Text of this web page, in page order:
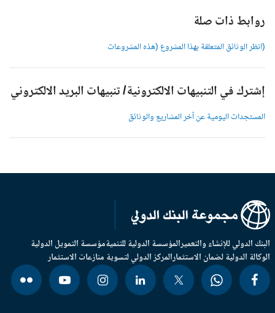
روابط ذات صلة
(انظر الوثائق المتعلقة بهذا المشروع (هذه المشروعات
إشترك في التنبيهات الالكترونية/ تنبيهات البريد الالكتروني
المستجدات اليومية عن آخر المشاريع والوثائق
الدولي للإنشاء والتعميرالمؤسسة الدولية للتنميةمؤسسة التمويل الدولية
الدولية لضمان الاستثمارالمركز الدولي لتسوية منازعات الاستثمار